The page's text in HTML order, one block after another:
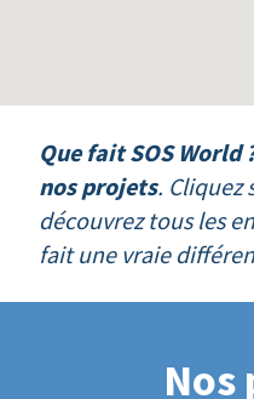
Que fait SOS World
nos projets. Cliquez
découvrez tous les
fait une vraie
Nos